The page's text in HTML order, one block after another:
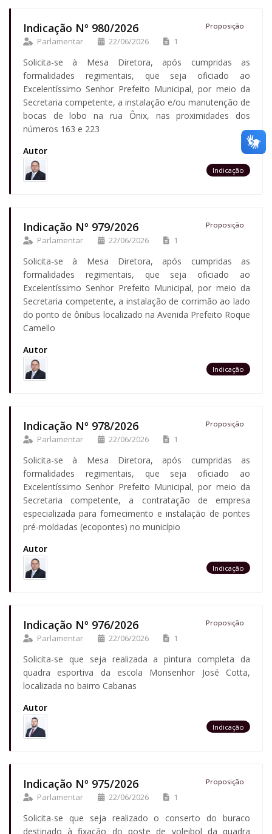
Indicação Nº 980/2026 Proposição
Parlamentar 22/06/2026 1
Solicita-se à Mesa Diretora, após cumpridas as
formalidades regimentais, que seja oficiado ao
Excelentíssimo Senhor Prefeito Municipal, por meio da
Secretaria competente, a instalação e/ou manutenção de
bocas de lobo na rua Ônix, nas proximidades dos
números 163 e 223
Autor
Indicação
Indicação Nº 979/2026 Proposição
Parlamentar 22/06/2026 1
Solicita-se à Mesa Diretora, após cumpridas as
formalidades regimentais, que seja oficiado ao
Excelentíssimo Senhor Prefeito Municipal, por meio da
Secretaria competente, a instalação de corrimão ao lado
do ponto de ônibus localizado na Avenida Prefeito Roque
Camello
Autor
Indicação
Indicação Nº 978/2026 Proposição
Parlamentar 22/06/2026 1
Solicita-se à Mesa Diretora, após cumpridas as
formalidades regimentais, que seja oficiado ao
Excelentíssimo Senhor Prefeito Municipal, por meio da
Secretaria competente, a contratação de empresa
especializada para fornecimento e instalação de pontes
pré-moldadas (ecopontes) no município
Autor
Indicação
Indicação Nº 976/2026 Proposição
Parlamentar 22/06/2026 1
Solicita-se que seja realizada a pintura completa da
quadra esportiva da escola Monsenhor José Cotta,
localizada no bairro Cabanas
Autor
Indicação
Indicação Nº 975/2026 Proposição
Parlamentar 22/06/2026 1
Solicita-se que seja realizado o conserto do buraco
destinado à fixação do poste de voleibol da quadra